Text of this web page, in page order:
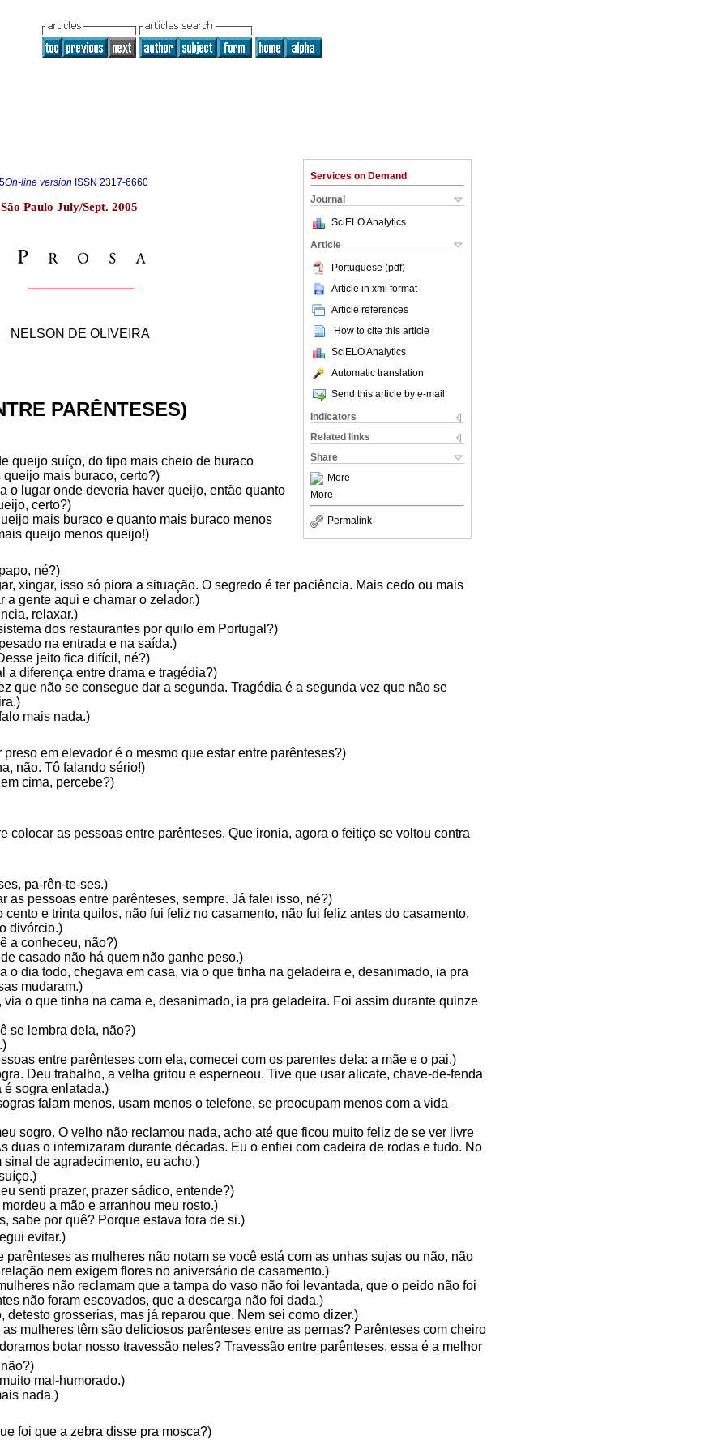
Services on Demand
Journal
SciELO Analytics
Article
Portuguese (pdf)
Article in xml format
Article references
How to cite this article
SciELO Analytics
Automatic translation
Send this article by e-mail
Indicators
Related links
Share
More
More
Permalink
On-line version ISSN 2317-6660
Paulo July/Sept. 2005
NELSON DE OLIVEIRA
PARÊNTESES)
queijo suíço, do tipo mais cheio de buraco
mais buraco, certo?)
o lugar onde deveria haver queijo, então quanto
certo?)
mais buraco e quanto mais buraco menos
queijo menos queijo!)
né?)
xingar, isso só piora a situação. O segredo é ter paciência. Mais cedo ou mais
a gente aqui e chamar o zelador.)
relaxar.)
dos restaurantes por quilo em Portugal?)
na entrada e na saída.)
jeito fica difícil, né?)
a diferença entre drama e tragédia?)
que não se consegue dar a segunda. Tragédia é a segunda vez que não se
mais nada.)
em elevador é o mesmo que estar entre parênteses?)
não. Tô falando sério!)
cima, percebe?)
colocar as pessoas entre parênteses. Que ironia, agora o feitiço se voltou contra
pa-rên-te-ses.)
as pessoas entre parênteses, sempre. Já falei isso, né?)
cento e trinta quilos, não fui feliz no casamento, não fui feliz antes do casamento,
divórcio.)
a conheceu, não?)
casado não há quem não ganhe peso.)
o dia todo, chegava em casa, via o que tinha na geladeira e, desanimado, ia pra
mudaram.)
via o que tinha na cama e, desanimado, ia pra geladeira. Foi assim durante quinze
se lembra dela, não?)
entre parênteses com ela, comecei com os parentes dela: a mãe e o pai.)
Deu trabalho, a velha gritou e esperneou. Tive que usar alicate, chave-de-fenda
é sogra enlatada.)
falam menos, usam menos o telefone, se preocupam menos com a vida
sogro. O velho não reclamou nada, acho até que ficou muito feliz de se ver livre
duas o infernizaram durante décadas. Eu o enfiei com cadeira de rodas e tudo. No
sinal de agradecimento, eu acho.)
senti prazer, prazer sádico, entende?)
a mão e arranhou meu rosto.)
sabe por quê? Porque estava fora de si.)
evitar.)
parênteses as mulheres não notam se você está com as unhas sujas ou não, não
nem exigem flores no aniversário de casamento.)
não reclamam que a tampa do vaso não foi levantada, que o peido não foi
não foram escovados, que a descarga não foi dada.)
detesto grosserias, mas já reparou que. Nem sei como dizer.)
mulheres têm são deliciosos parênteses entre as pernas? Parênteses com cheiro
botar nosso travessão neles? Travessão entre parênteses, essa é a melhor
mal-humorado.)
nada.)
foi que a zebra disse pra mosca?)